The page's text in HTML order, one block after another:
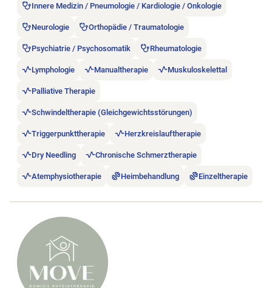
Innere Medizin / Pneumologie / Kardiologie / Onkologie
Neurologie Orthopädie / Traumatologie
Psychiatrie / Psychosomatik Rheumatologie
Lymphologie Manualtherapie Muskuloskelettal
Palliative Therapie
Schwindeltherapie (Gleichgewichtsstörungen)
Triggerpunkttherapie Herzkreislauftherapie
Dry Needling Chronische Schmerztherapie
Atemphysiotherapie Heimbehandlung Einzeltherapie